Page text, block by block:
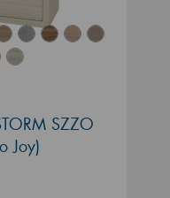
SZZO
Joy)